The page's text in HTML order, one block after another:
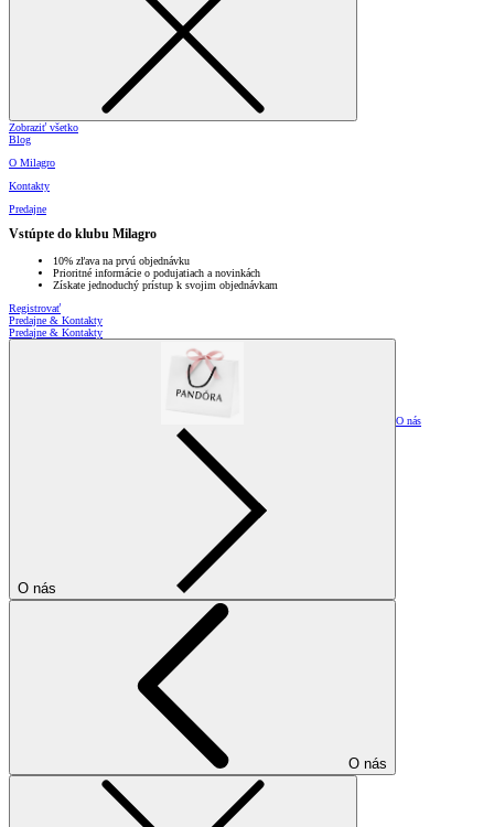
Zobraziť všetko
Blog
O Milagro
Kontakty
Predajne
Vstúpte do klubu Milagro
10% zľava na prvú objednávku
Prioritné informácie o podujatiach a novinkách
Získate jednoduchý prístup k svojim objednávkam
Registrovať
Predajne & Kontakty
Predajne & Kontakty
O nás
O nás
O nás